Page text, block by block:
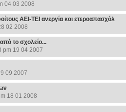
04 03 2008
ΑΕΙ-ΤΕΙ ανεργία και ετεροαπασχόλ
02 2008
από το σχολείο...
pm 19 04 2007
09 2007
18 01 2008